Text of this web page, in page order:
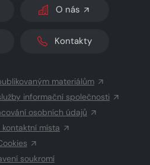
O nás
Kontakty
materiálům
informační společnosti
osobních údajů
místa
soukromí